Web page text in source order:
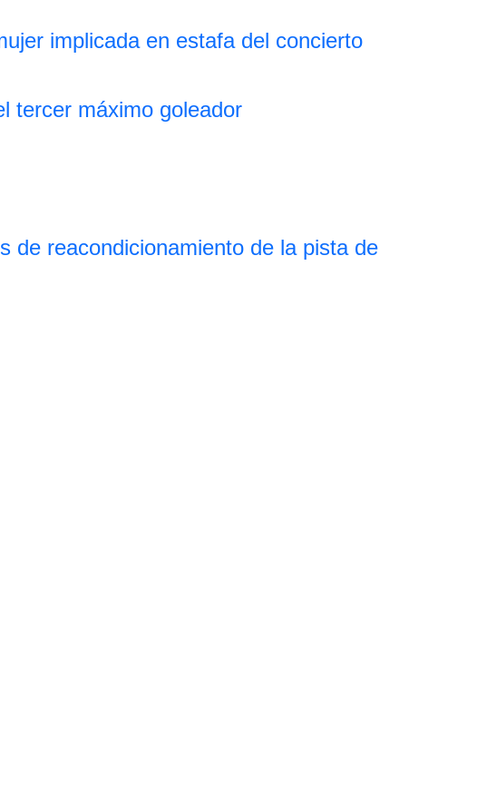
implicada en estafa del concierto
tercer máximo goleador
de reacondicionamiento de la pista de